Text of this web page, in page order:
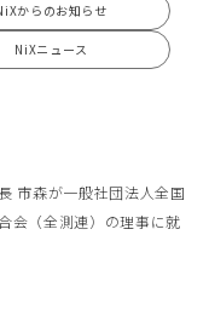
市森が一般社団法人全国
会（全測連）の理事に就
からのお知らせ
NiXニュース